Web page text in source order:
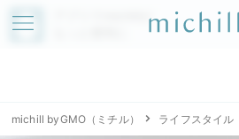
アプリでmichillが
michill byGMO（ミチル） ライフスタイル